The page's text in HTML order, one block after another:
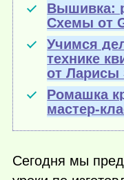
Вышивка:
Схемы от
Учимся
технике
от Ларисы
Ромашка
мастер-
Сегодня мы